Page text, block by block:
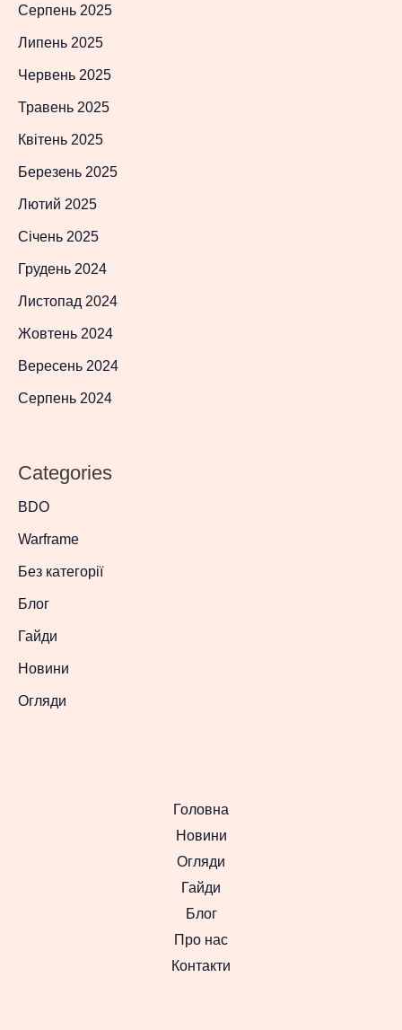
Серпень 2025
Липень 2025
Червень 2025
Травень 2025
Квітень 2025
Березень 2025
Лютий 2025
Січень 2025
Грудень 2024
Листопад 2024
Жовтень 2024
Вересень 2024
Серпень 2024
Categories
BDO
Warframe
Без категорії
Блог
Гайди
Новини
Огляди
Головна
Новини
Огляди
Гайди
Блог
Про нас
Контакти